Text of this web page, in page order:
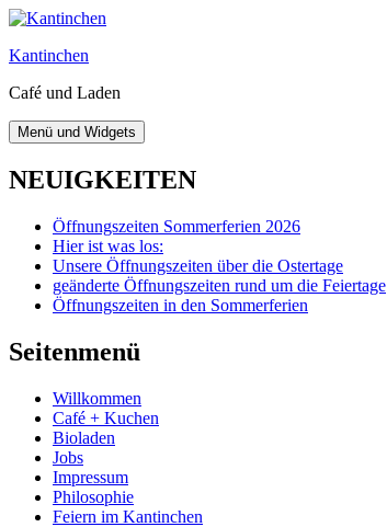
Zum
springen
Kantinchen
Café und Laden
Menü und Widgets
NEUIGKEITEN
Öffnungszeiten Sommerferien 2026
Hier ist was los:
Unsere Öffnungszeiten über die Ostertage
geänderte Öffnungszeiten rund um die Feiertage
Öffnungszeiten in den Sommerferien
Seitenmenü
Willkommen
Café + Kuchen
Bioladen
Jobs
Impressum
Philosophie
Feiern im Kantinchen